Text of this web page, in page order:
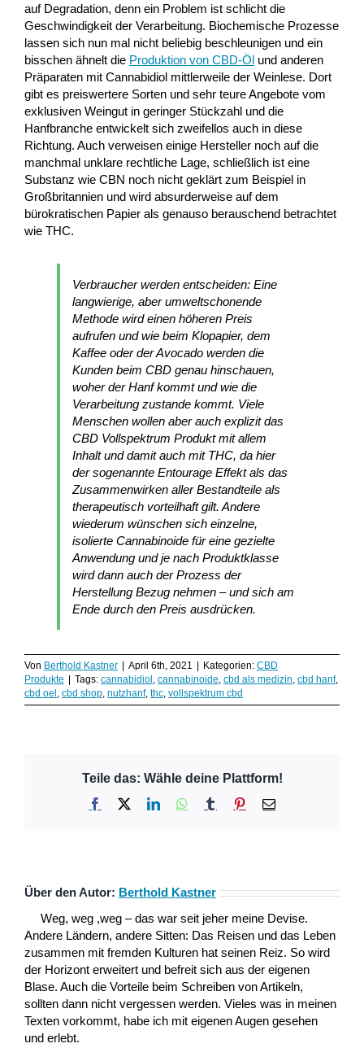
auf Degradation, denn ein Problem ist schlicht die
Geschwindigkeit der Verarbeitung. Biochemische Prozesse
lassen sich nun mal nicht beliebig beschleunigen und ein
bisschen ähnelt die Produktion von CBD-Öl und anderen
Präparaten mit Cannabidiol mittlerweile der Weinlese. Dort
gibt es preiswertere Sorten und sehr teure Angebote vom
exklusiven Weingut in geringer Stückzahl und die
Hanfbranche entwickelt sich zweifellos auch in diese
Richtung. Auch verweisen einige Hersteller noch auf die
manchmal unklare rechtliche Lage, schließlich ist eine
Substanz wie CBN noch nicht geklärt zum Beispiel in
Großbritannien und wird absurderweise auf dem
bürokratischen Papier als genauso berauschend betrachtet
wie THC.
Verbraucher werden entscheiden: Eine
langwierige, aber umweltschonende
Methode wird einen höheren Preis
aufrufen und wie beim Klopapier, dem
Kaffee oder der Avocado werden die
Kunden beim CBD genau hinschauen,
woher der Hanf kommt und wie die
Verarbeitung zustande kommt. Viele
Menschen wollen aber auch explizit das
CBD Vollspektrum Produkt mit allem
Inhalt und damit auch mit THC, da hier
der sogenannte Entourage Effekt als das
Zusammenwirken aller Bestandteile als
therapeutisch vorteilhaft gilt. Andere
wiederum wünschen sich einzelne,
isolierte Cannabinoide für eine gezielte
Anwendung und je nach Produktklasse
wird dann auch der Prozess der
Herstellung Bezug nehmen – und sich am
Ende durch den Preis ausdrücken.
Von Berthold Kastner | April 6th, 2021 | Kategorien: CBD
Produkte | Tags: cannabidiol, cannabinoide, cbd als medizin, cbd hanf,
cbd oel, cbd shop, nutzhanf, thc, vollspektrum cbd
Teile das: Wähle deine Plattform!
Facebook LinkedInWhatsApp
Tumblr Pinterest
E-
Über den Autor: Berthold Kastner
Weg, weg ,weg – das war seit jeher meine Devise.
Andere Ländern, andere Sitten: Das Reisen und das Leben
zusammen mit fremden Kulturen hat seinen Reiz. So wird
der Horizont erweitert und befreit sich aus der eigenen
Blase. Auch die Vorteile beim Schreiben von Artikeln,
sollten dann nicht vergessen werden. Vieles was in meinen
Texten vorkommt, habe ich mit eigenen Augen gesehen
und erlebt.